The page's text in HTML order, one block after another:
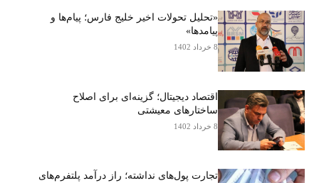
«تحلیل تحولات اخیر خلیج فارس؛ پیام‌ها و
پیامدها»
8 خرداد 1402
اقتصاد دیجیتال؛ گزینه‌ای برای اصلاح
ساختارهای معیشتی
8 خرداد 1402
تجارت پول‌های نداشته؛ راز درآمد پلتفرم‌های